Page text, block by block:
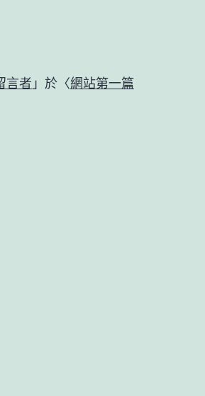
言者 」於〈網站第一篇